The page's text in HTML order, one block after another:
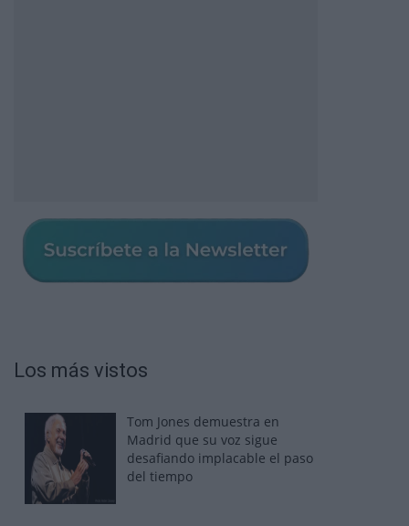
Los más vistos
Tom Jones demuestra en
Madrid que su voz sigue
desafiando implacable el paso
del tiempo